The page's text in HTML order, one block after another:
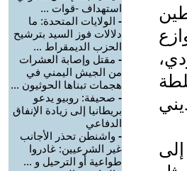
استهداف -قوات ...
- الولايات المتحدة: ما
دلالات فوز السيد بترشيح
الحزب الديمقراط ...
- مقتل وإصابة العشرات
من الجيش اليمني في
هجمات تبناها الحوثيون ...
- صحيفة: روبيو يدعو
بريطانيا إلى زيادة الإنفاق
الدفاعي
- واشنطن تحذر الأجانب
غير الشرعيين: غادروا
طواعية أو الترحيل و ...